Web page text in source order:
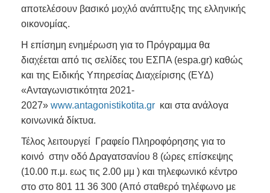
αποτελέσουν βασικό μοχλό ανάπτυξης της ελληνικής
οικονομίας.
Η επίσημη ενημέρωση για το Πρόγραμμα θα
διαχέεται από τις σελίδες του ΕΣΠΑ (espa.gr) καθώς
και της Ειδικής Υπηρεσίας Διαχείρισης (ΕΥΔ)
«Ανταγωνιστικότητα 2021-
2027» www.antagonistikotita.gr και στα ανάλογα
κοινωνικά δίκτυα.
Τέλος λειτουργεί Γραφείο Πληροφόρησης για το
κοινό στην οδό Δραγατσανίου 8 (ώρες επίσκεψης
(10.00 π.μ. εως τις 2.00 μμ ) και τηλεφωνικό κέντρο
στο στο 801 11 36 300 (Από σταθερό τηλέφωνο με